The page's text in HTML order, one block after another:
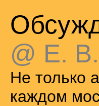
@ Е.
Не только
каждом